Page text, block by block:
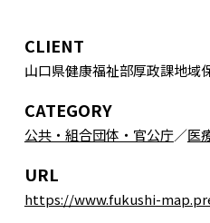
CLIENT
山口県健康福祉部厚政課地域
CATEGORY
公共・組合団体・官公庁 医
URL
https://www.fukushi-